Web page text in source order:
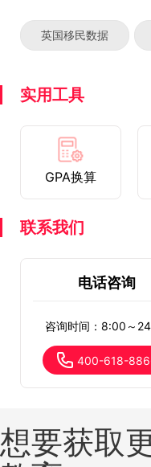
英国移民数据
实用工具
GPA换算
联系我们
电话咨询
咨询时间：8:00～
400-618-
想要获取